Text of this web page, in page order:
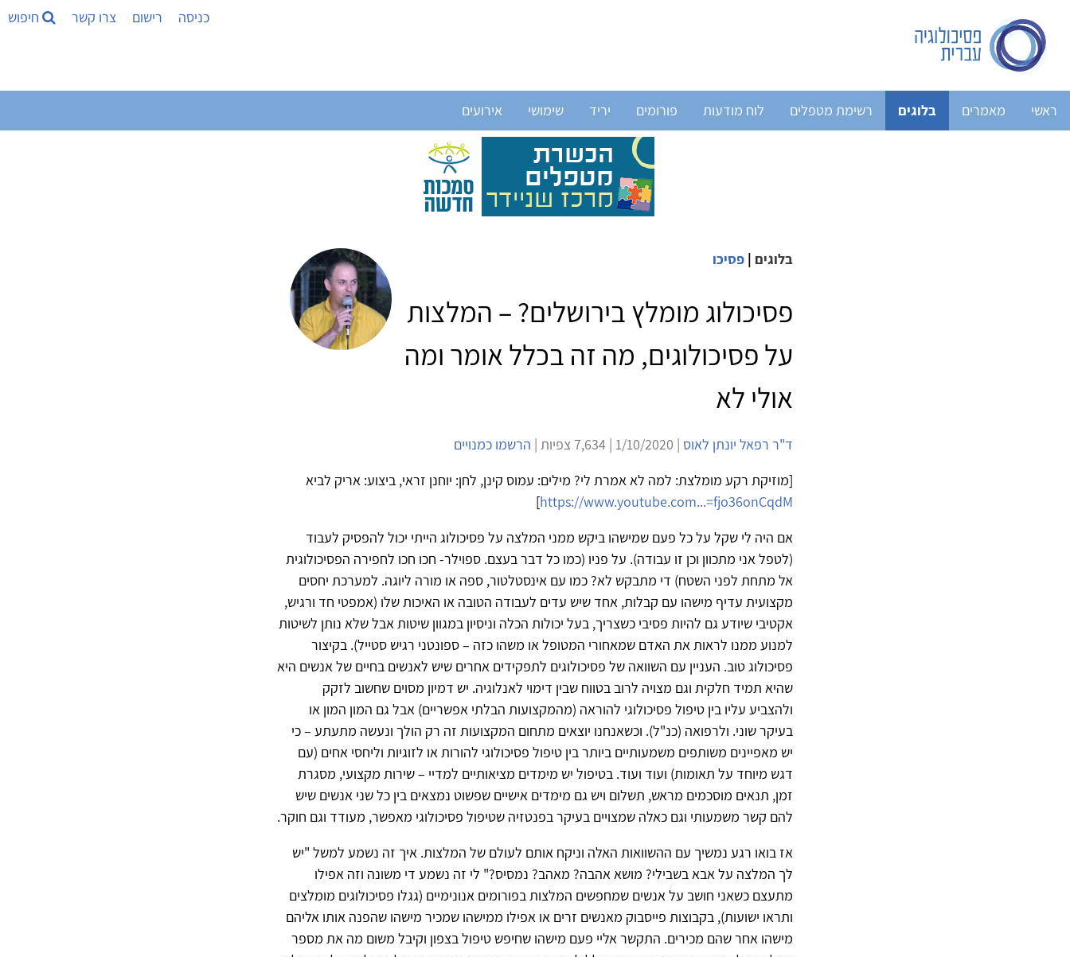
כניסה רישום צרו קשר חיפוש
ראשי מאמרים בלוגים רשימת מטפלים לוח מודעות פורומים יריד שימושי אירועים
בלוגים | פסיכו
פסיכולוג מומלץ בירושלים? – המלצות
על פסיכולוגים, מה זה בכלל אומר ומה
אולי לא
ד"ר רפאל יונתן לאוס | 1/10/2020 | 7,634 צפיות |
הרשמו כמנויים
[מוזיקת רקע מומלצת: למה לא אמרת לי? מילים: עמוס קינן, לחן: יוחנן זראי, ביצוע: אריק לביא
https://www.youtube.com...=fjo36onCqdM
]
אם היה לי שקל על כל פעם שמישהו ביקש ממני המלצה על פסיכולוג הייתי יכול להפסיק לעבוד
(לטפל אני מתכוון וכן זו עבודה). על פניו (כמו כל דבר בעצם. ספוילר- חכו חכו לחפירה הפסיכולוגית
אל מתחת לפני השטח) די מתבקש לא? כמו עם אינסטלטור, ספה או מורה ליוגה. למערכת יחסים
מקצועית עדיף מישהו עם קבלות, אחד שיש עדים לעבודה הטובה או האיכות שלו (אמפטי חד ורגיש,
אקטיבי שיודע גם להיות פסיבי כשצריך, בעל יכולות הכלה וניסיון במגוון שיטות אבל שלא נותן לשיטות
למנוע ממנו לראות את האדם שמאחורי המטופל או משהו כזה – ספונטני רגיש סטייל). בקיצור
פסיכולוג טוב. העניין עם השוואה של פסיכולוגים לתפקידים אחרים שיש לאנשים בחיים של אנשים היא
שהיא תמיד חלקית וגם מצויה לרוב בטווח שבין דימוי לאנלוגיה. יש דמיון מסוים שחשוב לזקק
ולהצביע עליו בין טיפול פסיכולוגי להוראה (מהמקצועות הבלתי אפשריים) אבל גם המון המון או
בעיקר שוני. ולרפואה (כנ"ל). וכשאנחנו יוצאים מתחום המקצועות זה רק הולך ונעשה מתעתע – כי
יש מאפיינים משותפים משמעותיים ביותר בין טיפול פסיכולוגי להורות או לזוגיות וליחסי אחים (עם
דגש מיוחד על תאומות) ועוד ועוד. בטיפול יש מימדים מציאותיים למדיי – שירות מקצועי, מסגרת
זמן, תנאים מוסכמים מראש, תשלום ויש גם מימדים אישיים שפשוט נמצאים בין כל שני אנשים שיש
להם קשר משמעותי וגם כאלה שמצויים בעיקר בפנטזיה שטיפול פסיכולוגי מאפשר, מעודד וגם חוקר.
אז בואו רגע נמשיך עם ההשוואות האלה וניקח אותם לעולם של המלצות. איך זה נשמע למשל "יש
לך המלצה על אבא בשבילי? מושא אהבה? מאהב? נמסיס?" לי זה נשמע די משונה וזה אפילו
מתעצם כשאני חושב על אנשים שמחפשים המלצות בפורומים אנונימיים (גגלו פסיכולוגים מומלצים
ותראו ישועות), בקבוצות פייסבוק מאנשים זרים או אפילו ממישהו שמכיר מישהו שהפנה אותו אליהם
מישהו אחר שהם מכירים. התקשר אליי פעם מישהו שחיפש טיפול בצפון וקיבל משום מה את מספר